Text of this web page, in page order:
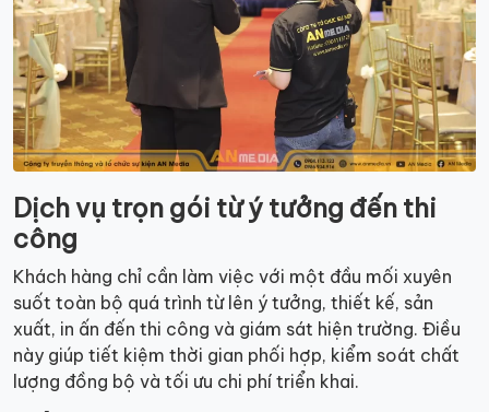
Dịch vụ trọn gói từ ý tưởng đến thi
công
Khách hàng chỉ cần làm việc với một đầu mối xuyên
suốt toàn bộ quá trình từ lên ý tưởng, thiết kế, sản
xuất, in ấn đến thi công và giám sát hiện trường. Điều
này giúp tiết kiệm thời gian phối hợp, kiểm soát chất
lượng đồng bộ và tối ưu chi phí triển khai.